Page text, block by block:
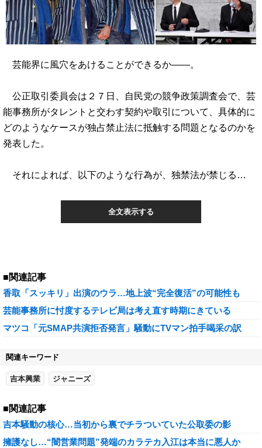
芸能界に風穴をあけることができるか――。
公正取引委員会は２７日、自民党の競争政策調査会で、芸
能事務所がタレントと交わす契約や取引について、具体的に
どのようなケースが独占禁止法に抵触する問題となるのかを
発表した。
それによれば、以下のような行為が、独禁法が禁じる…
全文表示する
■関連記事
香取「スッキリ」出演のウラ…地上波“完全復活”の可能性も
芸能事務所に忖度するテレビ局は考え直す時期にきている
マツコ「元SMAP共演拒否発言」騒動にTVマン拍手喝采の訳
関連キーワード
吉本興業 ジャニーズ
■関連記事
吉本騒動の核心…当初から裏でチラついていた公取委の影
擁護なし…“闇営業問題”発端のカラテカ入江は本当に悪人か